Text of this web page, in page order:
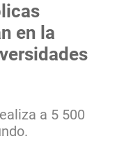
en la
a 5 500